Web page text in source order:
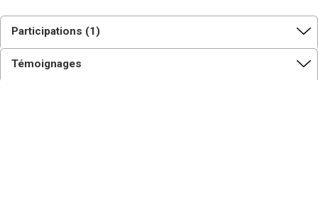
Participations (1)
Témoignages